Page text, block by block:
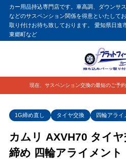
カー用品持込専門店です。車高調、ダウンサ
などのサスペンション関係を得意といたして
取り付けお待ち致しております。 愛知県日進
東郷町など
現在、サスペンション交換の最短のご予
1G締め直し タイヤ交換 四輪アライ
カムリ AXVH70 タイ
締め 四輪アライメント